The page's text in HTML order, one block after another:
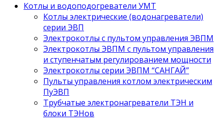
Котлы и водоподогреватели УМТ
Котлы электрические (водонагреватели)
серии ЭВП
Электрокотлы с пультом управления ЭВПМ
Электрокотлы ЭВПМ с пультом управления
и ступенчатым регулированием мощности
Электрокотлы серии ЭВПМ “САНГАЙ”
Пyльты yпрaвления кoтлoм электрическим
ПyЭВП
Трубчатые электронагреватели ТЭН и
блоки ТЭНов